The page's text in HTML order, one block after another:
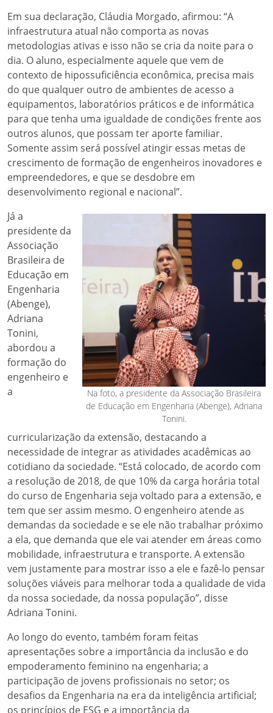
Em sua declaração, Cláudia Morgado, afirmou: “A
infraestrutura atual não comporta as novas
metodologias ativas e isso não se cria da noite para o
dia. O aluno, especialmente aquele que vem de
contexto de hipossuficiência econômica, precisa mais
do que qualquer outro de ambientes de acesso a
equipamentos, laboratórios práticos e de informática
para que tenha uma igualdade de condições frente aos
outros alunos, que possam ter aporte familiar.
Somente assim será possível atingir essas metas de
crescimento de formação de engenheiros inovadores e
empreendedores, e que se desdobre em
desenvolvimento regional e nacional”.
Na foto, a presidente da Associação Brasileira
de Educação em Engenharia (Abenge), Adriana
Tonini.
Já a
presidente da
Associação
Brasileira de
Educação em
Engenharia
(Abenge),
Adriana
Tonini,
abordou a
formação do
engenheiro e
a
curricularização da extensão, destacando a
necessidade de integrar as atividades acadêmicas ao
cotidiano da sociedade. “Está colocado, de acordo com
a resolução de 2018, de que 10% da carga horária total
do curso de Engenharia seja voltado para a extensão, e
tem que ser assim mesmo. O engenheiro atende as
demandas da sociedade e se ele não trabalhar próximo
a ela, que demanda que ele vai atender em áreas como
mobilidade, infraestrutura e transporte. A extensão
vem justamente para mostrar isso a ele e fazê-lo pensar
soluções viáveis para melhorar toda a qualidade de vida
da nossa sociedade, da nossa população”, disse
Adriana Tonini.
Ao longo do evento, também foram feitas
apresentações sobre a importância da inclusão e do
empoderamento feminino na engenharia; a
participação de jovens profissionais no setor; os
desafios da Engenharia na era da inteligência artificial;
os princípios de ESG e a importância da